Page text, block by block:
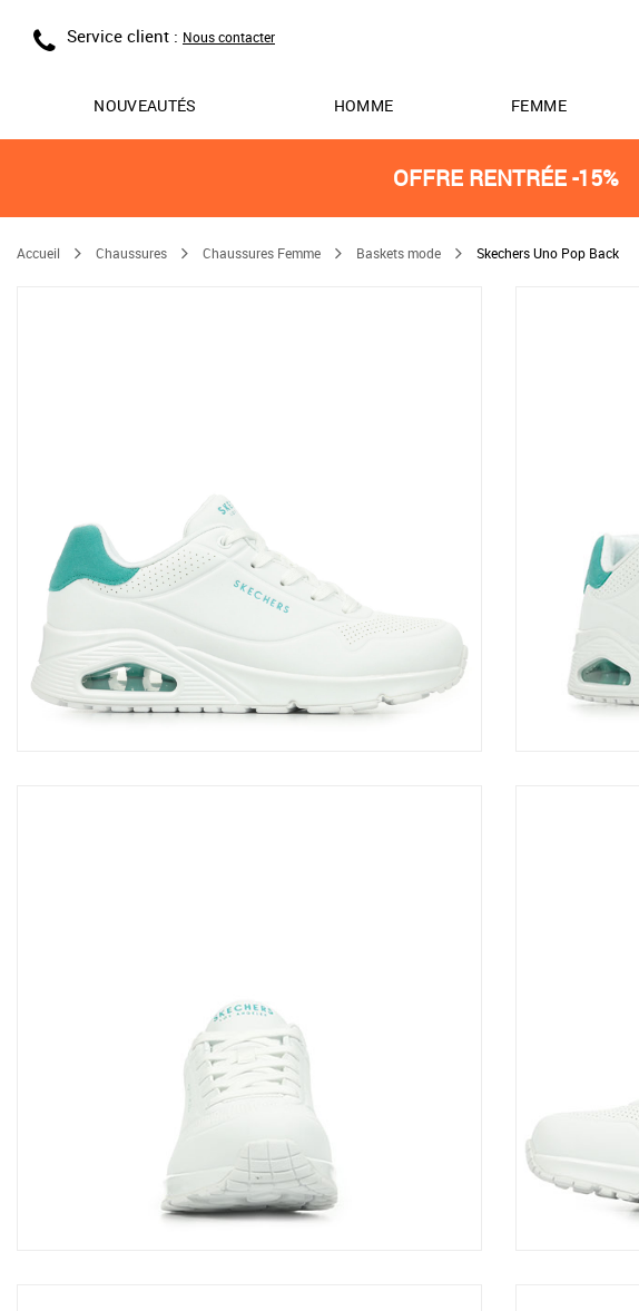
Service client : Nous contacter
NOUVEAUTÉS HOMME FEMME
OFFRE RENTRÉE -15%
Accueil Chaussures Chaussures Femme Baskets mode Skechers Uno Pop Back